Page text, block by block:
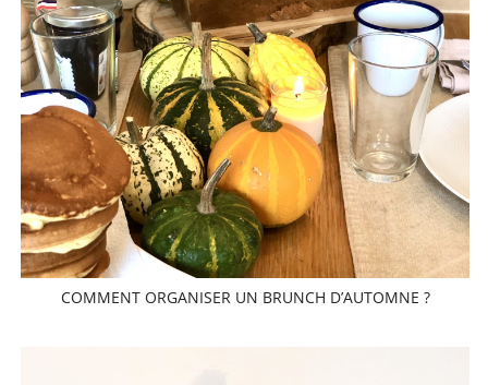
COMMENT ORGANISER UN BRUNCH D’AUTOMNE ?